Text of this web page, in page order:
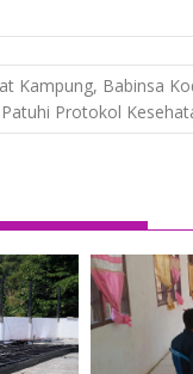
Kampung, Babinsa
Protokol